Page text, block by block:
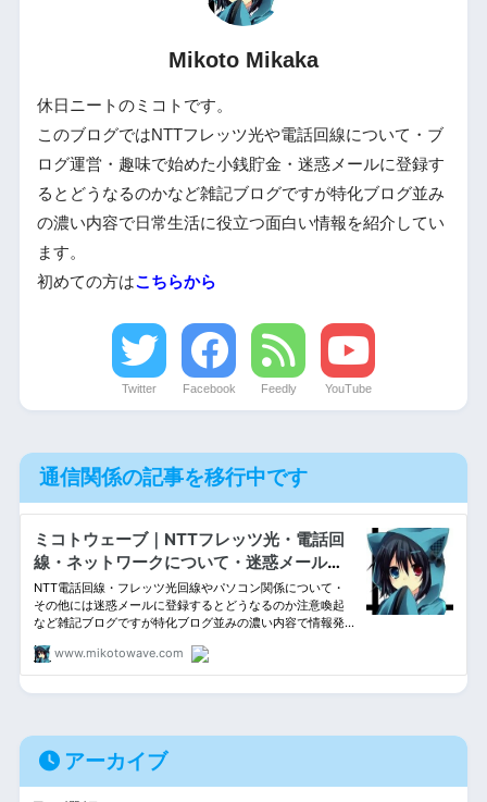
Mikoto Mikaka
休日ニートのミコトです。
このブログではNTTフレッツ光や電話回線について・ブ
ログ運営・趣味で始めた小銭貯金・迷惑メールに登録す
るとどうなるのかなど雑記ブログですが特化ブログ並み
の濃い内容で日常生活に役立つ面白い情報を紹介してい
ます。
初めての方はこちらから
Twitter Facebook Feedly YouTube
通信関係の記事を移行中です
アーカイブ